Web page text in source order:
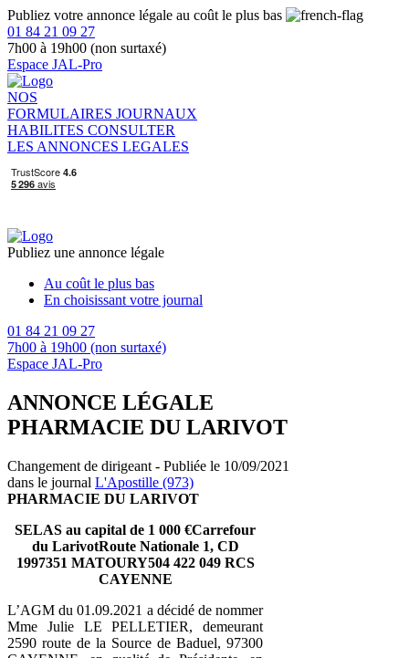
Publiez votre annonce légale au coût le plus bas
01 84 21 09 27
7h00 à 19h00 (non surtaxé)
Espace JAL-Pro
NOS
FORMULAIRES JOURNAUX
HABILITES CONSULTER
LES ANNONCES LEGALES
Publiez une annonce légale
Au coût le plus bas
En choisissant votre journal
01 84 21 09 27
7h00 à 19h00 (non surtaxé)
Espace JAL-Pro
ANNONCE LÉGALE
PHARMACIE DU LARIVOT
Changement de dirigeant - Publiée le 10/09/2021
dans le journal L'Apostille (973)
PHARMACIE DU LARIVOT
SELAS au capital de 1 000 €Carrefour
du LarivotRoute Nationale 1, CD
1997351 MATOURY504 422 049 RCS
CAYENNE
L’AGM du 01.09.2021 a décidé de nommer
Mme Julie LE PELLETIER, demeurant
2590 route de la Source de Baduel, 97300